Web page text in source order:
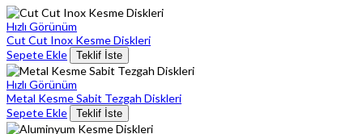
Hızlı Görünüm
Cut Cut Inox Kesme Diskleri
Sepete Ekle
Teklif İste
Hızlı Görünüm
Metal Kesme Sabit Tezgah Diskleri
Sepete Ekle
Teklif İste